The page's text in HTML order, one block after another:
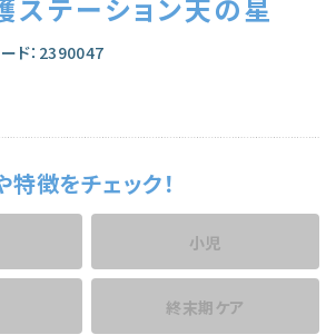
ステーション天の星
ド：2390047
徴をチェック！
小児
終末期ケア